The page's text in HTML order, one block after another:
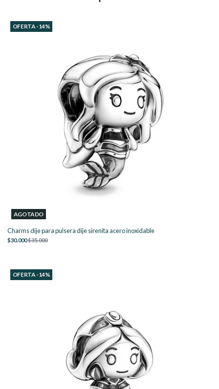
OFERTA -14%
AGOTADO
Charms dije para pulsera dije sirenita acero inoxidable
$30.000$35.000
OFERTA -14%